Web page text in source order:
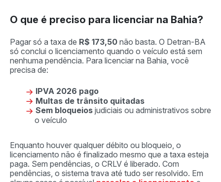
O que é preciso para licenciar na Bahia?
Pagar só a taxa de R$ 173,50 não basta. O Detran-BA
só conclui o licenciamento quando o veículo está sem
nenhuma pendência. Para licenciar na Bahia, você
precisa de:
IPVA 2026 pago
Multas de trânsito quitadas
Sem bloqueios judiciais ou administrativos sobre
o veículo
Enquanto houver qualquer débito ou bloqueio, o
licenciamento não é finalizado mesmo que a taxa esteja
paga. Sem pendências, o CRLV é liberado. Com
pendências, o sistema trava até tudo ser resolvido. Em